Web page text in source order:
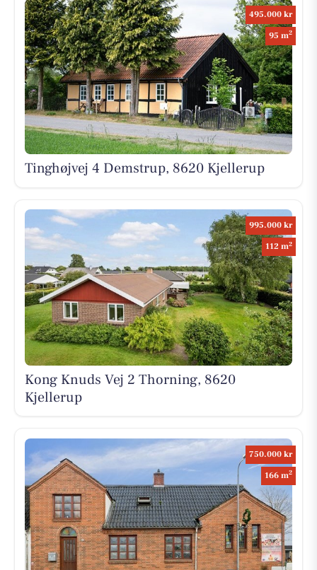
495.000 kr
95 m2
Tinghøjvej 4 Demstrup, 8620 Kjellerup
995.000 kr
112 m2
Kong Knuds Vej 2 Thorning, 8620
Kjellerup
750.000 kr
166 m2